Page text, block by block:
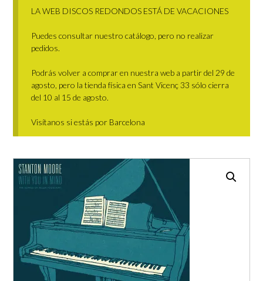
LA WEB DISCOS REDONDOS ESTÁ DE VACACIONES
Puedes consultar nuestro catálogo, pero no realizar
pedidos.
Podrás volver a comprar en nuestra web a partir del 29 de
agosto, pero la tienda física en Sant Vicenç 33 sólo cierra
del 10 al 15 de agosto.
Visítanos si estás por Barcelona